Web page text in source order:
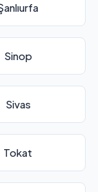
Sinop
Sivas
Tokat